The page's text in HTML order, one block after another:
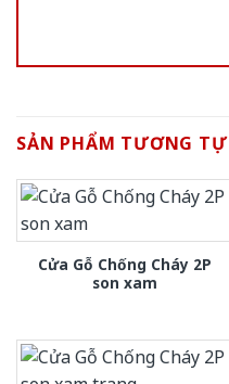
SẢN PHẨM TƯƠNG TỰ
Cửa Gỗ Chống Cháy 2P
son xam